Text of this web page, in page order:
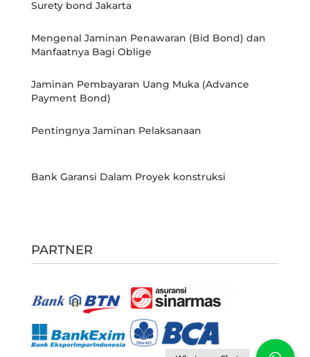
Surety bond Jakarta
Mengenal Jaminan Penawaran (Bid Bond) dan
Manfaatnya Bagi Oblige
Jaminan Pembayaran Uang Muka (Advance
Payment Bond)
Pentingnya Jaminan Pelaksanaan
Bank Garansi Dalam Proyek konstruksi
PARTNER